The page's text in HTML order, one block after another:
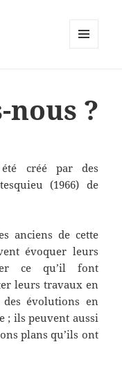
nous ?
été créé par des
(1966) de
anciens de cette
évoquer leurs
ce qu’il font
leurs travaux en
évolutions en
; ils peuvent aussi
plans qu’ils ont